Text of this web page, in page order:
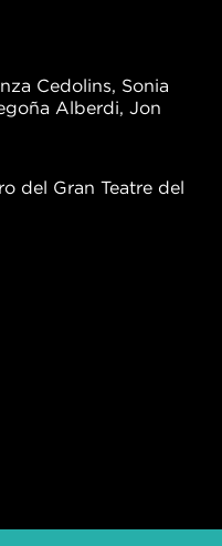
Cedolins, Sonia
Alberdi, Jon
del Gran Teatre del